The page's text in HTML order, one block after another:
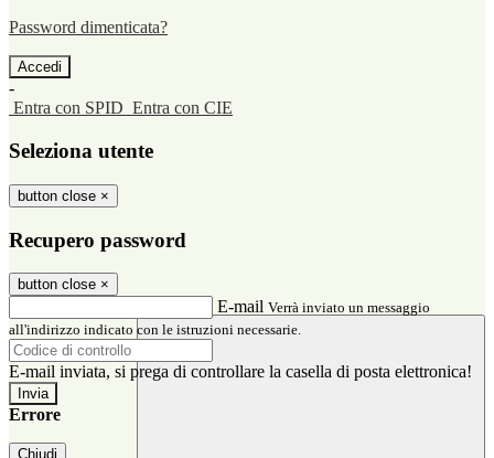
Password dimenticata?
-
Entra con SPID Entra con CIE
Seleziona utente
button close ×
Recupero password
button close ×
E-mail Verrà inviato un messaggio
all'indirizzo indicato con le istruzioni necessarie.
E-mail inviata, si prega di controllare la casella di posta elettronica!
Errore
Chiudi